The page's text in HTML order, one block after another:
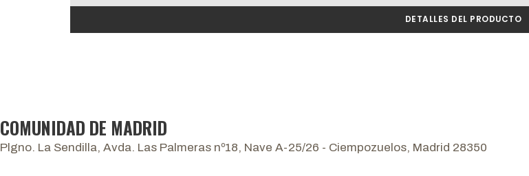
DETALLES DEL PRODUCTO
COMUNIDAD DE MADRID
Plgno. La Sendilla, Avda. Las Palmeras nº18, Nave A-25/26 - Ciempozuelos, Madrid 28350